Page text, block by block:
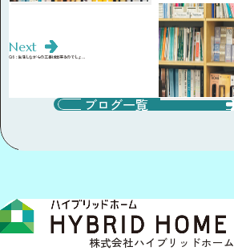
Next
Q6：生活しながらの工事は出来るのでしょ…
ブログ一覧
株式会社ハイブリッドホーム